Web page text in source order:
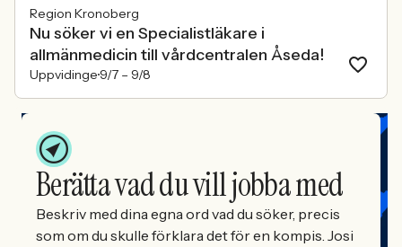
Region Kronoberg
Nu söker vi en Specialistläkare i
allmänmedicin till vårdcentralen Åseda!
Uppvidinge 9/7 – 9/8
Berätta vad du vill jobba med
Beskriv med dina egna ord vad du söker, precis
som om du skulle förklara det för en kompis. Josi